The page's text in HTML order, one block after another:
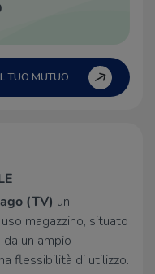
TUO MUTUO
(TV) un
magazzino, situato
un ampio
flessibilità di utilizzo.